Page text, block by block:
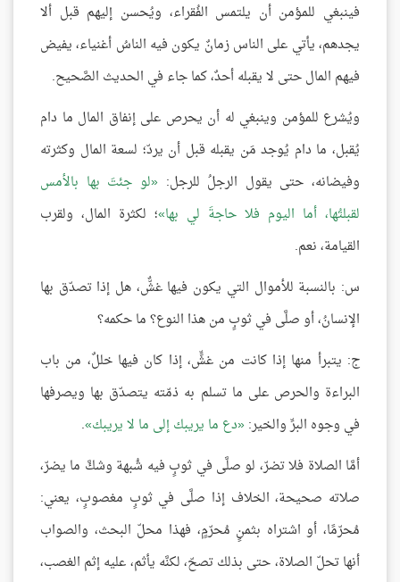
فينبغي للمؤمن أن يلتمس الفُقراء، ويُحسن إليهم قبل ألا
يجدهم، يأتي على الناس زمانٌ يكون فيه الناسُ أغنياء، يفيض
فيهم المال حتى لا يقبله أحدٌ، كما جاء في الحديث الصَّحيح.
ويُشرع للمؤمن وينبغي له أن يحرص على إنفاق المال ما دام
يُقبل، ما دام يُوجد مَن يقبله قبل أن يردّ؛ لسعة المال وكثرته
وفيضانه، حتى يقول الرجلُ للرجل: لو جئتَ بها بالأمس
لقبلتُها، أما اليوم فلا حاجةَ لي بها ؛ لكثرة المال، ولقرب
القيامة، نعم.
س: بالنسبة للأموال التي يكون فيها غشٌّ، هل إذا تصدّق بها
الإنسانُ، أو صلَّى في ثوبٍ من هذا النوع؟ ما حكمه؟
ج: يتبرأ منها إذا كانت من غشٍّ، إذا كان فيها خللٌ، من باب
البراءة والحرص على ما تسلم به ذمّته يتصدّق بها ويصرفها
في وجوه البرِّ والخير: دع ما يريبك إلى ما لا يريبك .
أمَّا الصلاة فلا تضرّ، لو صلَّى في ثوبٍ فيه شُبهة وشكَّ ما يضرّ،
صلاته صحيحة، الخلاف إذا صلَّى في ثوبٍ مغصوبٍ، يعني:
مُحرّمًا، أو اشتراه بثمنٍ مُحرّمٍ، فهذا محلّ البحث، والصواب
أنها تحلّ الصلاة، حتى بذلك تصحّ، لكنَّه يأثم، عليه إثم الغصب،